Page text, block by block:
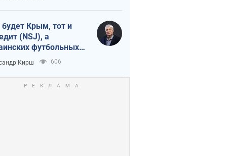
будет Крым, тот и
(NSJ), а
футбольных
могут
убийцами
Кирш 606